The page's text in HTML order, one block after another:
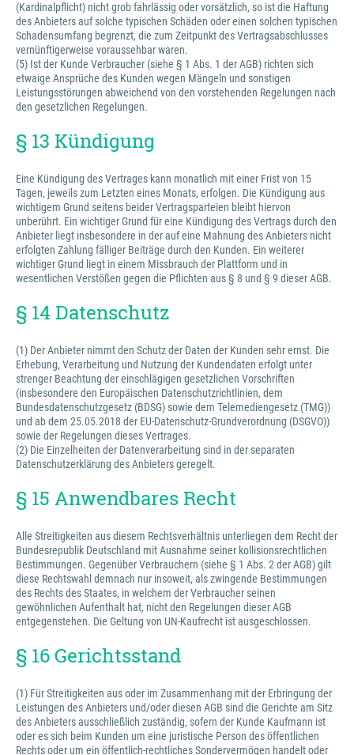
(Kardinalpflicht) nicht grob fahrlässig oder vorsätzlich, so ist die Haftung
des Anbieters auf solche typischen Schäden oder einen solchen typischen
Schadensumfang begrenzt, die zum Zeitpunkt des Vertragsabschlusses
vernünftigerweise voraussehbar waren.
(5) Ist der Kunde Verbraucher (siehe § 1 Abs. 1 der AGB) richten sich
etwaige Ansprüche des Kunden wegen Mängeln und sonstigen
Leistungsstörungen abweichend von den vorstehenden Regelungen nach
den gesetzlichen Regelungen.
§ 13 Kündigung
Eine Kündigung des Vertrages kann monatlich mit einer Frist von 15
Tagen, jeweils zum Letzten eines Monats, erfolgen. Die Kündigung aus
wichtigem Grund seitens beider Vertragsparteien bleibt hiervon
unberührt. Ein wichtiger Grund für eine Kündigung des Vertrags durch den
Anbieter liegt insbesondere in der auf eine Mahnung des Anbieters nicht
erfolgten Zahlung fälliger Beiträge durch den Kunden. Ein weiterer
wichtiger Grund liegt in einem Missbrauch der Plattform und in
wesentlichen Verstößen gegen die Pflichten aus § 8 und § 9 dieser AGB.
§ 14 Datenschutz
(1) Der Anbieter nimmt den Schutz der Daten der Kunden sehr ernst. Die
Erhebung, Verarbeitung und Nutzung der Kundendaten erfolgt unter
strenger Beachtung der einschlägigen gesetzlichen Vorschriften
(insbesondere den Europäischen Datenschutzrichtlinien, dem
Bundesdatenschutzgesetz (BDSG) sowie dem Telemediengesetz (TMG))
und ab dem 25.05.2018 der EU-Datenschutz-Grundverordnung (DSGVO))
sowie der Regelungen dieses Vertrages.
(2) Die Einzelheiten der Datenverarbeitung sind in der separaten
Datenschutzerklärung des Anbieters geregelt.
§ 15 Anwendbares Recht
Alle Streitigkeiten aus diesem Rechtsverhältnis unterliegen dem Recht der
Bundesrepublik Deutschland mit Ausnahme seiner kollisionsrechtlichen
Bestimmungen. Gegenüber Verbrauchern (siehe § 1 Abs. 2 der AGB) gilt
diese Rechtswahl demnach nur insoweit, als zwingende Bestimmungen
des Rechts des Staates, in welchem der Verbraucher seinen
gewöhnlichen Aufenthalt hat, nicht den Regelungen dieser AGB
entgegenstehen. Die Geltung von UN-Kaufrecht ist ausgeschlossen.
§ 16 Gerichtsstand
(1) Für Streitigkeiten aus oder im Zusammenhang mit der Erbringung der
Leistungen des Anbieters und/oder diesen AGB sind die Gerichte am Sitz
des Anbieters ausschließlich zuständig, sofern der Kunde Kaufmann ist
oder es sich beim Kunden um eine juristische Person des öffentlichen
Rechts oder um ein öffentlich-rechtliches Sondervermögen handelt oder